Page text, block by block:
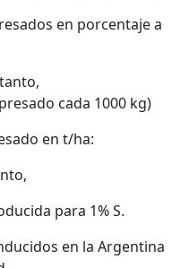
en porcentaje a
cada 1000 kg)
en t/ha:
para 1% S.
en la Argentina